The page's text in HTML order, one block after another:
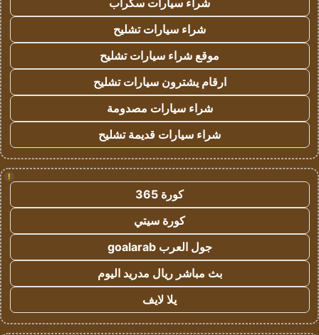
شراء سيارات سكراب
شراء سيارات تشليح
موقع شراء سيارات تشليح
ارقام يشترون سيارات تشليح
شراء سيارات مصدومة
شراء سيارات قديمة تشليح
!
كورة 365
كورة سيتي
جول العرب goalarab
بث مباشر ريال مدريد اليوم
يلا لايف